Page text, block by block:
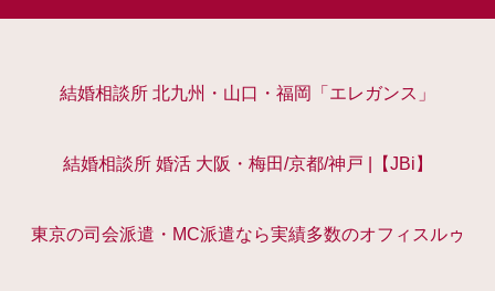
結婚相談所 北九州・山口・福岡「エレガンス」
結婚相談所 婚活 大阪・梅田/京都/神戸 |【JBi】
東京の司会派遣・MC派遣なら実績多数のオフィスルゥ